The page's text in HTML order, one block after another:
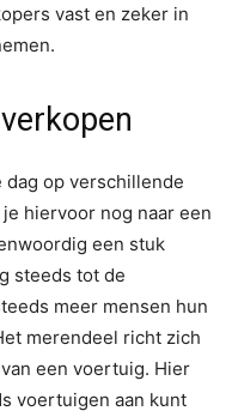
vast en zeker in
op verschillende
hiervoor nog naar een
een stuk
steeds tot de
meer mensen hun
merendeel richt zich
een voertuig. Hier
voertuigen aan kunt